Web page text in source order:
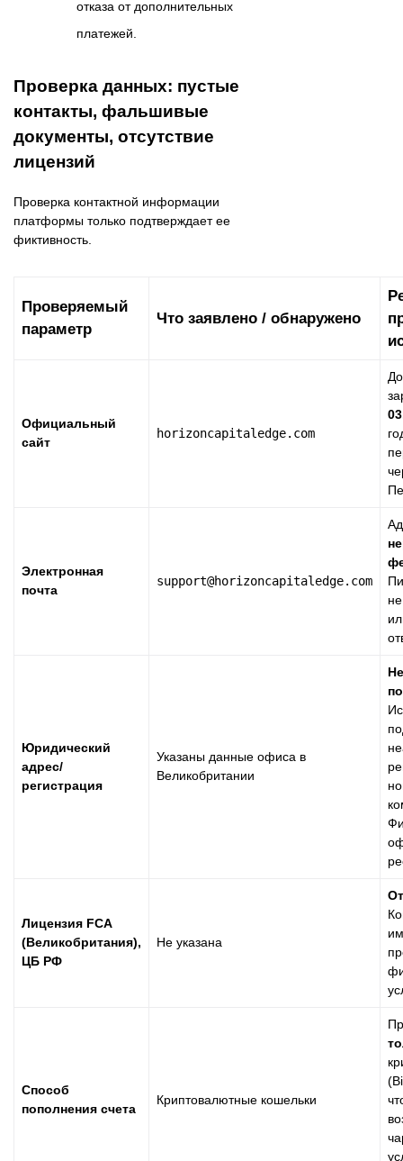
отказа от дополнительных
платежей.
Проверка данных: пустые
контакты, фальшивые
документы, отсутствие
лицензий
Проверка контактной информации
платформы только подтверждает ее
фиктивность.
Проверяемый
параметр
Что заявлено / обнаружено
Официальный
сайт
horizoncapitaledge.com
Электронная
почта
support@horizoncapitaledge.com
Юридический
адрес/
регистрация
Указаны данные офиса в
Великобритании
Не
Лицензия FCA
(Великобритания),
ЦБ РФ
Не указана
Способ
пополнения счета
Криптовалютные кошельки